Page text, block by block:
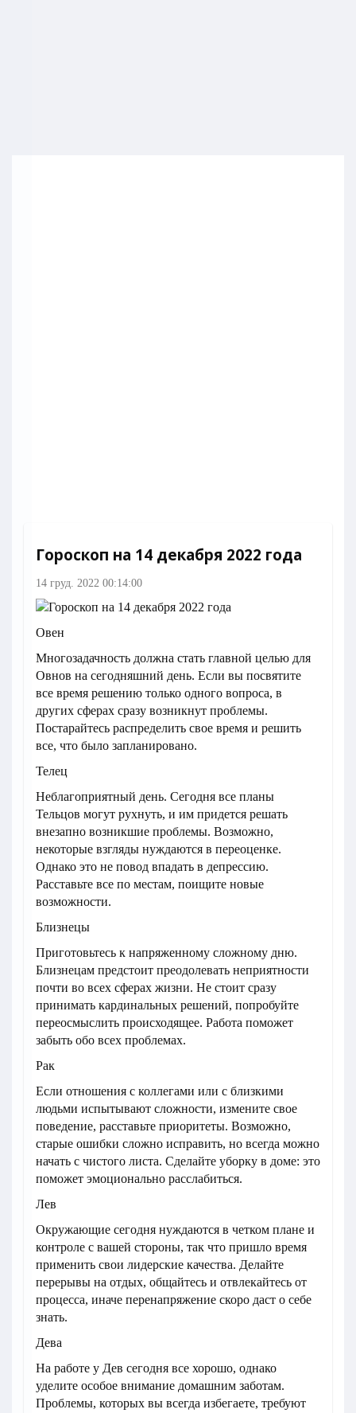
Гороскоп на 14 декабря 2022 года
14 груд. 2022 00:14:00
Овен
Многозадачность должна стать главной целью для
Овнов на сегодняшний день. Если вы посвятите
все время решению только одного вопроса, в
других сферах сразу возникнут проблемы.
Постарайтесь распределить свое время и решить
все, что было запланировано.
Телец
Неблагоприятный день. Сегодня все планы
Тельцов могут рухнуть, и им придется решать
внезапно возникшие проблемы. Возможно,
некоторые взгляды нуждаются в переоценке.
Однако это не повод впадать в депрессию.
Расставьте все по местам, поищите новые
возможности.
Близнецы
Приготовьтесь к напряженному сложному дню.
Близнецам предстоит преодолевать неприятности
почти во всех сферах жизни. Не стоит сразу
принимать кардинальных решений, попробуйте
переосмыслить происходящее. Работа поможет
забыть обо всех проблемах.
Рак
Если отношения с коллегами или с близкими
людьми испытывают сложности, измените свое
поведение, расставьте приоритеты. Возможно,
старые ошибки сложно исправить, но всегда можно
начать с чистого листа. Сделайте уборку в доме: это
поможет эмоционально расслабиться.
Лев
Окружающие сегодня нуждаются в четком плане и
контроле с вашей стороны, так что пришло время
применить свои лидерские качества. Делайте
перерывы на отдых, общайтесь и отвлекайтесь от
процесса, иначе перенапряжение скоро даст о себе
знать.
Дева
На работе у Дев сегодня все хорошо, однако
уделите особое внимание домашним заботам.
Проблемы, которых вы всегда избегаете, требуют